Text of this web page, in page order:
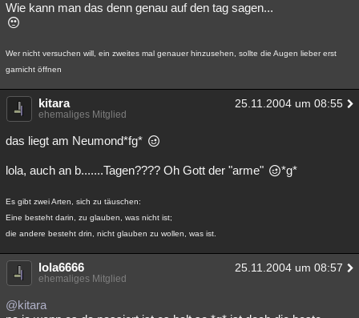
Wie kann man das denn genau auf den tag sagen...
Wer nicht versuchen will, ein zweites mal genauer hinzusehen, sollte die Augen lieber erst
garnicht öffnen
kitara 25.11.2004 um 08:55
ehemaliges Mitglied
das liegt am Neumond*fg*
lola, auch an b.......Tagen???? Oh Gott der "arme" *g*
Es gibt zwei Arten, sich zu täuschen:
Eine besteht darin, zu glauben, was nicht ist;
die andere besteht drin, nicht glauben zu wollen, was ist.
lola6666 25.11.2004 um 08:57
ehemaliges Mitglied
@kitara